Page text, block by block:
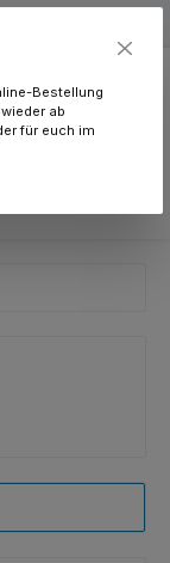
Bestellung
ab
für euch im